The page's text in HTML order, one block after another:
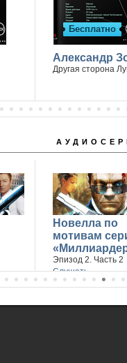
Бесплатно
Александр
Другая сторона
Новелла по
мотивам
Эпизод 2. Часть 2
Слушать